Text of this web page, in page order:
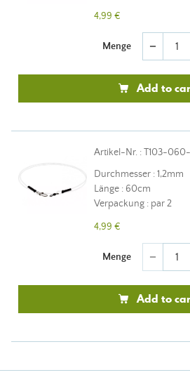
4,99 €
Menge remove
Add to
Artikel-Nr. : T103-060-
Durchmesser : 1,2mm
Länge : 60cm
Verpackung : par 2
4,99 €
Menge remove
Add to